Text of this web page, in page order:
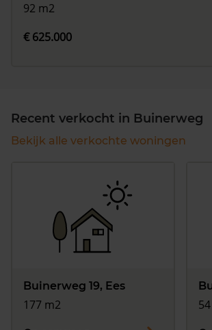
92 m2
€ 625.000
Recent verkocht in Buinerweg
Bekijk alle verkochte woningen
Buinerweg 19, Ees
177 m2